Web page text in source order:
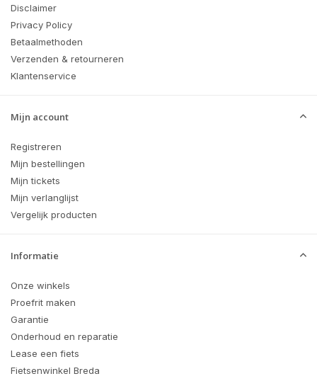
Disclaimer
Privacy Policy
Betaalmethoden
Verzenden & retourneren
Klantenservice
Mijn account
Registreren
Mijn bestellingen
Mijn tickets
Mijn verlanglijst
Vergelijk producten
Informatie
Onze winkels
Proefrit maken
Garantie
Onderhoud en reparatie
Lease een fiets
Fietsenwinkel Breda